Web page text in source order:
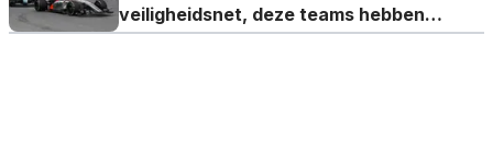
veiligheidsnet, deze teams hebben
voordeel